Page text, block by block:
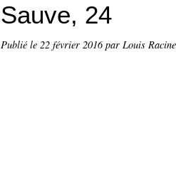
Sauve, 24
Publié le 22 février 2016par Louis Racine